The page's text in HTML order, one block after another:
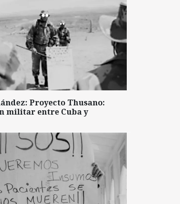
Proyecto Thusano:
militar entre Cuba y